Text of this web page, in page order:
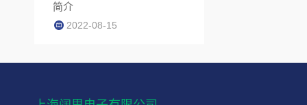
简介
2022-08-15